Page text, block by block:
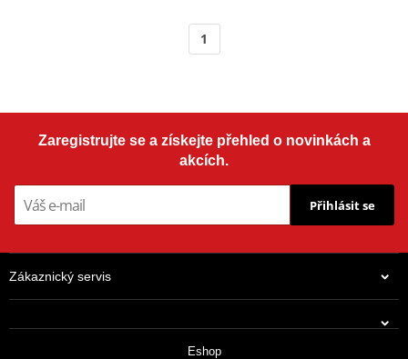
1
Zaregistrujte se a získejte přehled o novinkách a
akcích.
Přihlásit se
Zákaznický servis
Eshop